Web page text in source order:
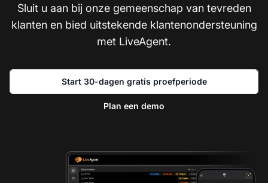
Sluit u aan bij onze gemeenschap van tevreden
klanten en bied uitstekende klantenondersteuning
met LiveAgent.
Start 30-dagen gratis proefperiode
Plan een demo